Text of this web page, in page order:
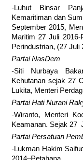
-Luhut Binsar
Kemaritiman dan
September 2015,
Maritim 27 Juli 2016-
Perindustrian, (27 Juli
Partai NasDem
-Siti Nurbaya
Kehutanan sejak 27
Lukita, Menteri
Partai Hati Nurani
-Wiranto, Menteri
Keamanan. Sejak 27
Partai Persatuan
-Lukman Hakim
2014–Petahana.